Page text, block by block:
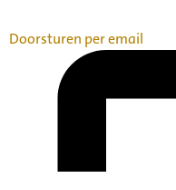
Doorsturen per email